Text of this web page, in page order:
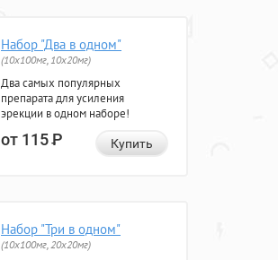
Набор "Два в одном"
(10x100мг, 10x20мг)
Два самых популярных
препарата для усиления
эрекции в одном наборе!
от 115Р Купить
Набор "Три в одном"
(10x100мг, 20x20мг)